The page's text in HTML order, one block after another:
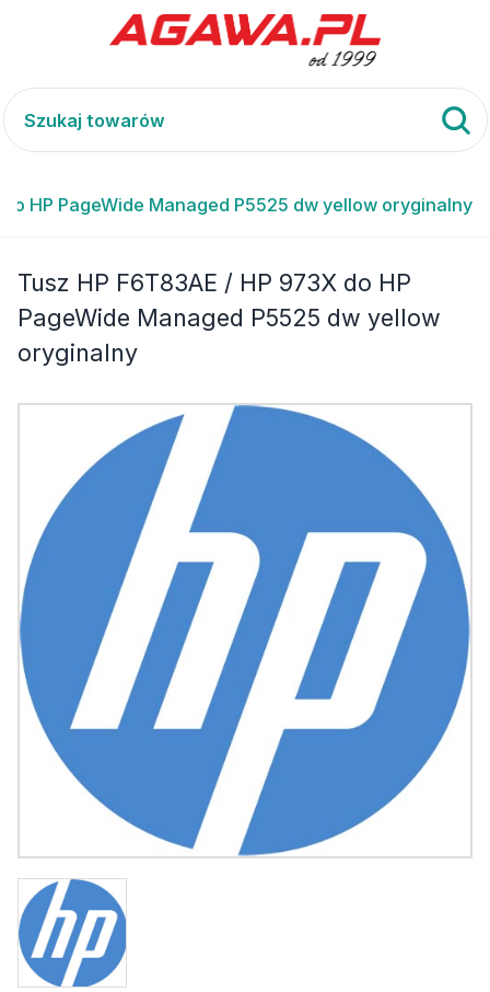
HP PageWide Managed P5525 dw yellow oryginalny
Tusz HP F6T83AE / HP 973X do HP
PageWide Managed P5525 dw yellow
oryginalny